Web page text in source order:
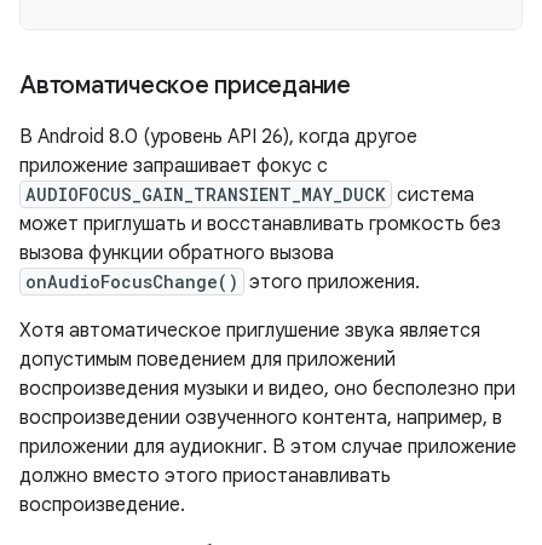
Автоматическое приседание
В Android 8.0 (уровень API 26), когда другое
приложение запрашивает фокус с
AUDIOFOCUS_GAIN_TRANSIENT_MAY_DUCK система
может приглушать и восстанавливать громкость без
вызова функции обратного вызова
onAudioFocusChange() этого приложения.
Хотя автоматическое приглушение звука является
допустимым поведением для приложений
воспроизведения музыки и видео, оно бесполезно при
воспроизведении озвученного контента, например, в
приложении для аудиокниг. В этом случае приложение
должно вместо этого приостанавливать
воспроизведение.